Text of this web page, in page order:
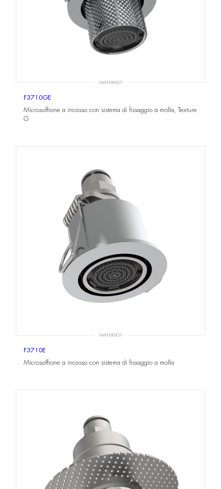
WATERDOT
F3710GE
Microsoffione a incasso con sistema di fissaggio a molla, Texture
G
WATERDOT
F3710E
Microsoffione a incasso con sistema di fissaggio a molla